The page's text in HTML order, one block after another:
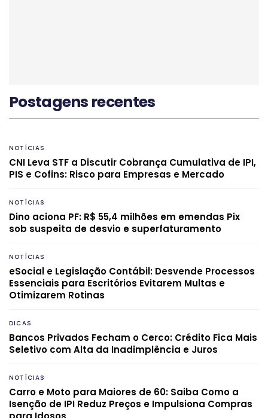
Postagens recentes
NOTÍCIAS
CNI Leva STF a Discutir Cobrança Cumulativa de IPI,
PIS e Cofins: Risco para Empresas e Mercado
NOTÍCIAS
Dino aciona PF: R$ 55,4 milhões em emendas Pix
sob suspeita de desvio e superfaturamento
NOTÍCIAS
eSocial e Legislação Contábil: Desvende Processos
Essenciais para Escritórios Evitarem Multas e
Otimizarem Rotinas
DICAS
Bancos Privados Fecham o Cerco: Crédito Fica Mais
Seletivo com Alta da Inadimplência e Juros
NOTÍCIAS
Carro e Moto para Maiores de 60: Saiba Como a
Isenção de IPI Reduz Preços e Impulsiona Compras